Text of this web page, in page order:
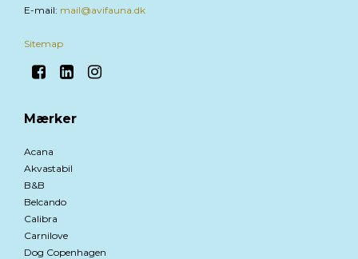
E-mail: mail@avifauna.dk
Sitemap
Mærker
Acana
Akvastabil
B&B
Belcando
Calibra
Carnilove
Dog Copenhagen